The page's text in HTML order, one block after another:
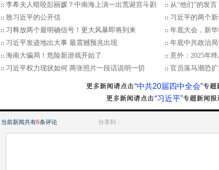
李希夫人暗咬彭丽媛？中南海上演一出荒诞宫斗剧
从“他们”的发
致习近平的公开信
习近平的两个
习释放两个最明确信号！更大风暴即将到来
年底大会，新
习近平发迹地出大事 最震撼预兆出现
年底中共政治
海南大骗局！危险新游戏开始了
意外：2025年
习近平权力现状如何 两张照片一段话说明一切
官员落马潮恐
“中共20届四中全会”
“习近平”
当前新闻共有6条评论 分享到：